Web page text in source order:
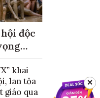
độc
khai
lan tỏa
giáo qua
✕